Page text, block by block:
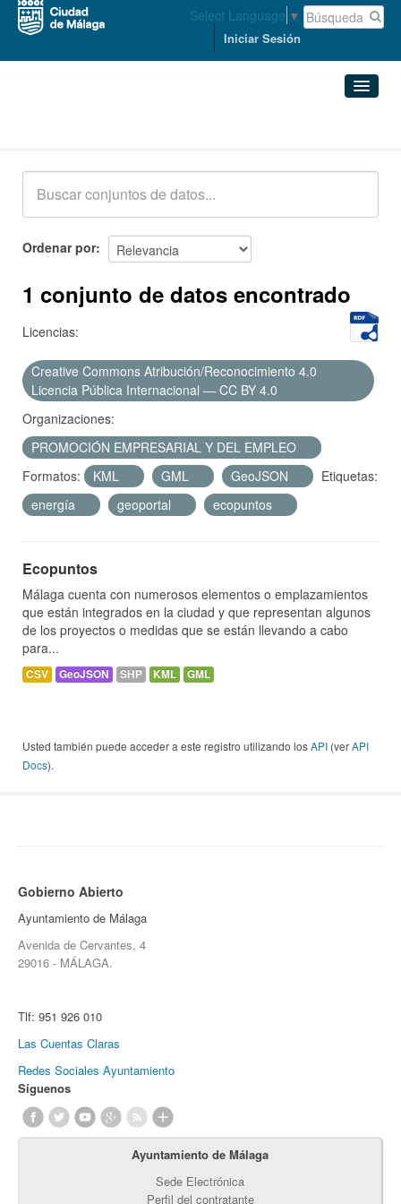
Select Language ▼
Iniciar Sesión
Acerca de
Ordenar por
1 conjunto de datos encontrado
Licencias:
Creative Commons Atribución/Reconocimiento 4.0
Licencia Pública Internacional — CC BY 4.0
Organizaciones:
PROMOCIÓN EMPRESARIAL Y DEL EMPLEO
Formatos:
KML GML GeoJSON
Etiquetas:
energía
geoportal ecopuntos
Ecopuntos
Málaga cuenta con numerosos elementos o emplazamientos
que están integrados en la ciudad y que representan algunos
de los proyectos o medidas que se están llevando a cabo
para...
CSV GeoJSON SHP KML GML
Usted también puede acceder a este registro utilizando losAPI (verAPI
Docs).
Gobierno Abierto
Ayuntamiento de Málaga
Avenida de Cervantes, 4
29016 - MÁLAGA.
Tlf: 951 926 010
Las Cuentas Claras
Redes Sociales Ayuntamiento
Síguenos
Ayuntamiento de Málaga
Sede Electrónica
Perfil del contratante